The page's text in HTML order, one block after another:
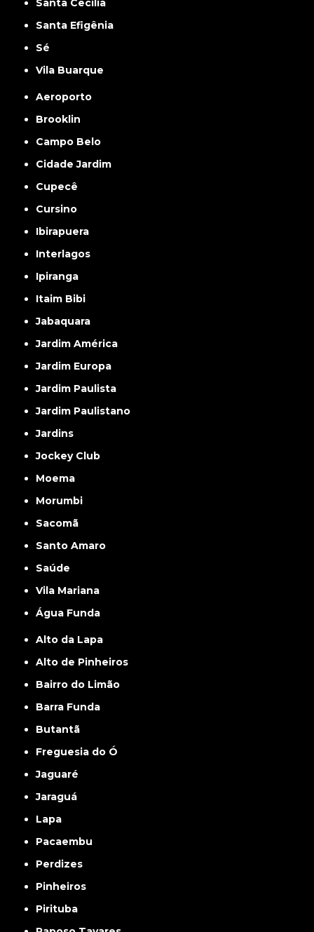
Santa Cecília
Santa Efigênia
Sé
Vila Buarque
Aeroporto
Brooklin
Campo Belo
Cidade Jardim
Cupecê
Cursino
Ibirapuera
Interlagos
Ipiranga
Itaim Bibi
Jabaquara
Jardim América
Jardim Europa
Jardim Paulista
Jardim Paulistano
Jardins
Jockey Club
Moema
Morumbi
Sacomã
Santo Amaro
Saúde
Vila Mariana
Água Funda
Alto da Lapa
Alto de Pinheiros
Bairro do Limão
Barra Funda
Butantã
Freguesia do Ó
Jaguaré
Jaraguá
Lapa
Pacaembu
Perdizes
Pinheiros
Pirituba